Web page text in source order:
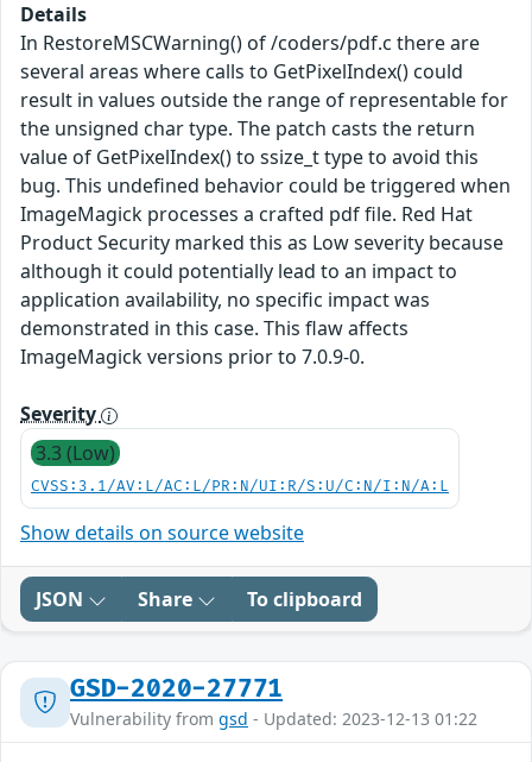
Details
In RestoreMSCWarning() of /coders/pdf.c there are
several areas where calls to GetPixelIndex() could
result in values outside the range of representable for
the unsigned char type. The patch casts the return
value of GetPixelIndex() to ssize_t type to avoid this
bug. This undefined behavior could be triggered when
ImageMagick processes a crafted pdf file. Red Hat
Product Security marked this as Low severity because
although it could potentially lead to an impact to
application availability, no specific impact was
demonstrated in this case. This flaw affects
ImageMagick versions prior to 7.0.9-0.
Severity
3.3 (Low)
CVSS:3.1/AV:L/AC:L/PR:N/UI:R/S:U/C:N/I:N/A:L
Show details on source website
JSON Share To clipboard
GSD-2020-27771
Vulnerability from gsd - Updated: 2023-12-13 01:22